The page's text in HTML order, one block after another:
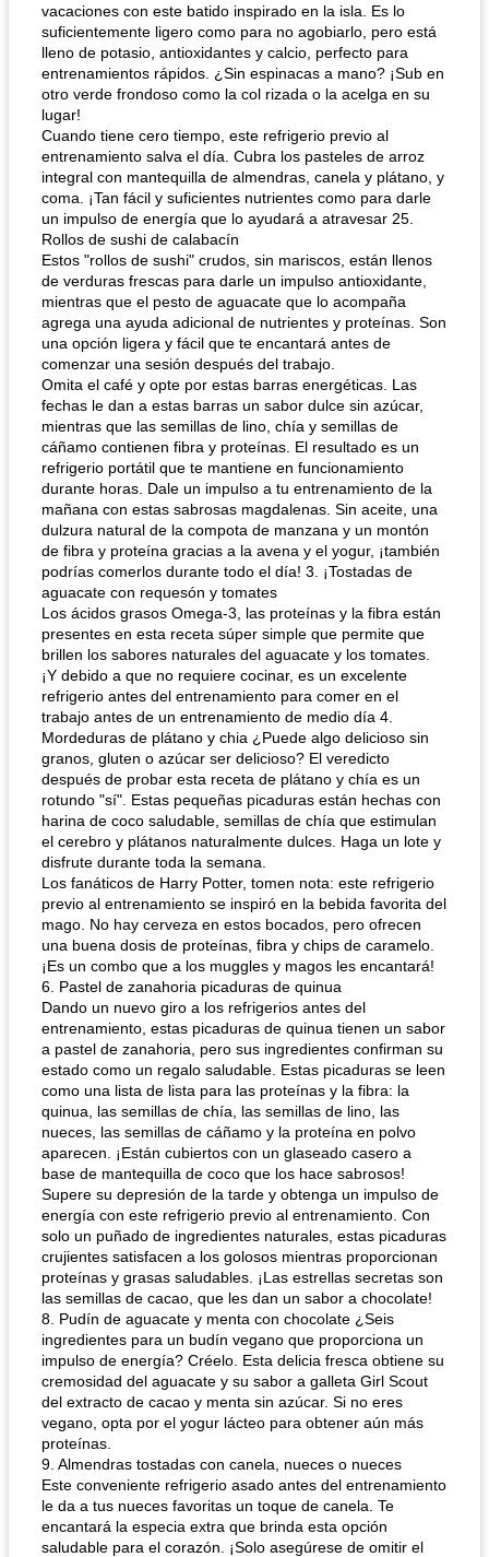
vacaciones con este batido inspirado en la isla. Es lo
suficientemente ligero como para no agobiarlo, pero está
lleno de potasio, antioxidantes y calcio, perfecto para
entrenamientos rápidos. ¿Sin espinacas a mano? ¡Sub en
otro verde frondoso como la col rizada o la acelga en su
lugar!
Cuando tiene cero tiempo, este refrigerio previo al
entrenamiento salva el día. Cubra los pasteles de arroz
integral con mantequilla de almendras, canela y plátano, y
coma. ¡Tan fácil y suficientes nutrientes como para darle
un impulso de energía que lo ayudará a atravesar 25.
Rollos de sushi de calabacín
Estos "rollos de sushi" crudos, sin mariscos, están llenos
de verduras frescas para darle un impulso antioxidante,
mientras que el pesto de aguacate que lo acompaña
agrega una ayuda adicional de nutrientes y proteínas. Son
una opción ligera y fácil que te encantará antes de
comenzar una sesión después del trabajo.
Omita el café y opte por estas barras energéticas. Las
fechas le dan a estas barras un sabor dulce sin azúcar,
mientras que las semillas de lino, chía y semillas de
cáñamo contienen fibra y proteínas. El resultado es un
refrigerio portátil que te mantiene en funcionamiento
durante horas. Dale un impulso a tu entrenamiento de la
mañana con estas sabrosas magdalenas. Sin aceite, una
dulzura natural de la compota de manzana y un montón
de fibra y proteína gracias a la avena y el yogur, ¡también
podrías comerlos durante todo el día! 3. ¡Tostadas de
aguacate con requesón y tomates
Los ácidos grasos Omega-3, las proteínas y la fibra están
presentes en esta receta súper simple que permite que
brillen los sabores naturales del aguacate y los tomates.
¡Y debido a que no requiere cocinar, es un excelente
refrigerio antes del entrenamiento para comer en el
trabajo antes de un entrenamiento de medio día 4.
Mordeduras de plátano y chia ¿Puede algo delicioso sin
granos, gluten o azúcar ser delicioso? El veredicto
después de probar esta receta de plátano y chía es un
rotundo "sí". Estas pequeñas picaduras están hechas con
harina de coco saludable, semillas de chía que estimulan
el cerebro y plátanos naturalmente dulces. Haga un lote y
disfrute durante toda la semana.
Los fanáticos de Harry Potter, tomen nota: este refrigerio
previo al entrenamiento se inspiró en la bebida favorita del
mago. No hay cerveza en estos bocados, pero ofrecen
una buena dosis de proteínas, fibra y chips de caramelo.
¡Es un combo que a los muggles y magos les encantará!
6. Pastel de zanahoria picaduras de quinua
Dando un nuevo giro a los refrigerios antes del
entrenamiento, estas picaduras de quinua tienen un sabor
a pastel de zanahoria, pero sus ingredientes confirman su
estado como un regalo saludable. Estas picaduras se leen
como una lista de lista para las proteínas y la fibra: la
quinua, las semillas de chía, las semillas de lino, las
nueces, las semillas de cáñamo y la proteína en polvo
aparecen. ¡Están cubiertos con un glaseado casero a
base de mantequilla de coco que los hace sabrosos!
Supere su depresión de la tarde y obtenga un impulso de
energía con este refrigerio previo al entrenamiento. Con
solo un puñado de ingredientes naturales, estas picaduras
crujientes satisfacen a los golosos mientras proporcionan
proteínas y grasas saludables. ¡Las estrellas secretas son
las semillas de cacao, que les dan un sabor a chocolate!
8. Pudín de aguacate y menta con chocolate ¿Seis
ingredientes para un budín vegano que proporciona un
impulso de energía? Créelo. Esta delicia fresca obtiene su
cremosidad del aguacate y su sabor a galleta Girl Scout
del extracto de cacao y menta sin azúcar. Si no eres
vegano, opta por el yogur lácteo para obtener aún más
proteínas.
9. Almendras tostadas con canela, nueces o nueces
Este conveniente refrigerio asado antes del entrenamiento
le da a tus nueces favoritas un toque de canela. Te
encantará la especia extra que brinda esta opción
saludable para el corazón. ¡Solo asegúrese de omitir el